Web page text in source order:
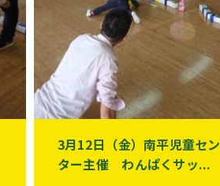
3月12日（金）南平児童セン
ター主催 わんぱくサッ...